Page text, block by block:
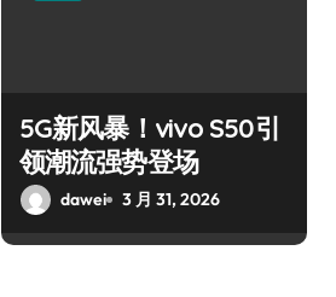
5G新风暴！vivo S50引
领潮流强势登场
dawei 3 月 31, 2026